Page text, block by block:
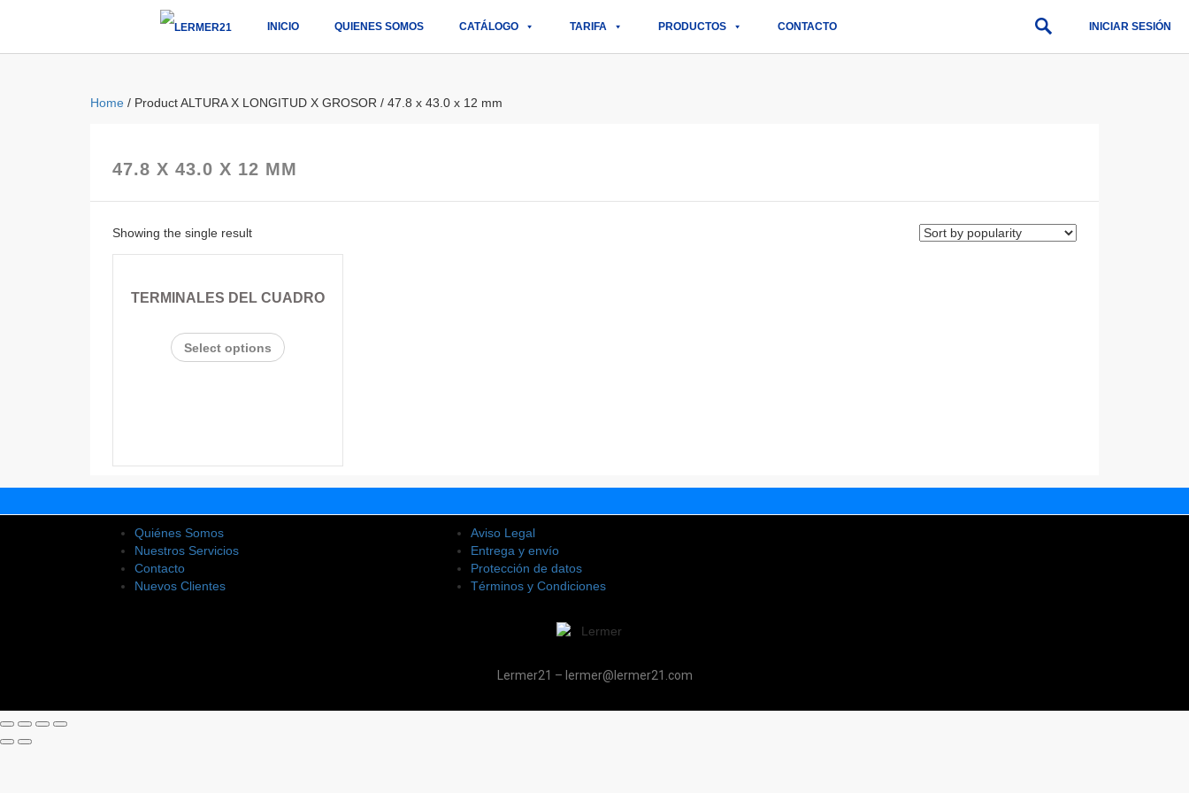
INICIO QUIENES SOMOS CATÁLOGO TARIFA PRODUCTOS CONTACTO INICIAR SESIÓN
Home / Product ALTURA X LONGITUD X GROSOR / 47.8 x 43.0 x 12 mm
47.8 X 43.0 X 12 MM
Showing the single result
TERMINALES DEL CUADRO
Select options
Quiénes Somos
Nuestros Servicios
Contacto
Nuevos Clientes
Aviso Legal
Entrega y envío
Protección de datos
Términos y Condiciones
Lermer21 – lermer@lermer21.com